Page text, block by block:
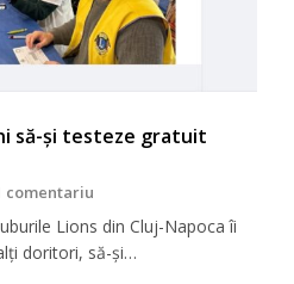
să-şi testeze gratuit
comentariu
Lions din Cluj-Napoca îi
doritori, să-şi…